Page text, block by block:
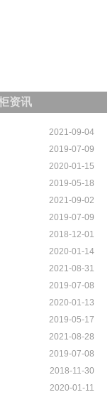
资讯
2021-09-04
2019-07-09
2020-01-15
2019-05-18
2021-09-02
2019-07-09
2018-12-01
2020-01-14
2021-08-31
2019-07-08
2020-01-13
2019-05-17
2021-08-28
2019-07-08
2018-11-30
2020-01-11